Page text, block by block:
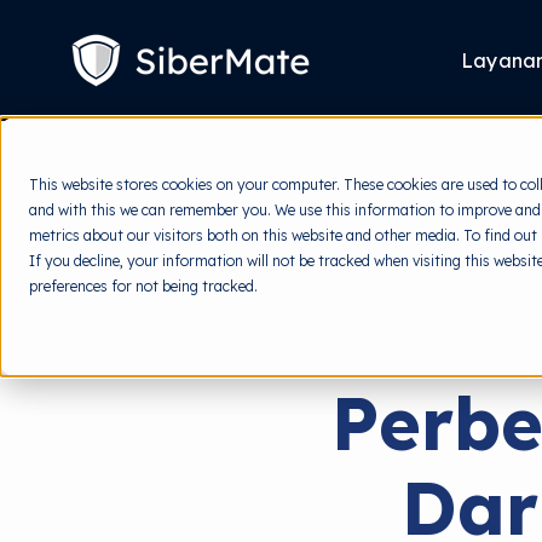
This website stores cookies on your computer. These cookies are used to
and with this we can remember you. We use this information to improve
metrics about our visitors both on this website and other media. To find
If you decline, your information will not be tracked when visiting this
preferences for not being tracked.
CONTENT